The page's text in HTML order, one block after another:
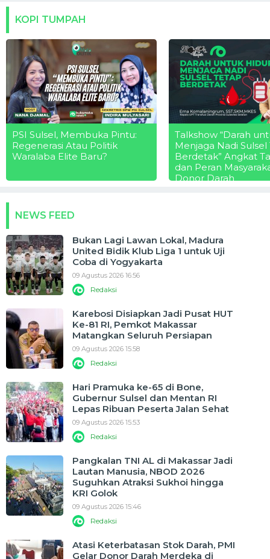
KOPI TUMPAH
PSI Sulsel, Membuka Pintu:
Regenerasi Atau Politik
Waralaba Elite Baru?
Talkshow “Darah
Menjaga Nadi Sulsel
Berdetak” Angkat
dan Peran
Donor Darah
NEWS FEED
Bukan Lagi Lawan Lokal, Madura
United Bidik Klub Liga 1 untuk Uji
Coba di Yogyakarta
09 Agustus 2026 16:56
Redaksi
Karebosi Disiapkan Jadi Pusat HUT
Ke-81 RI, Pemkot Makassar
Matangkan Seluruh Persiapan
09 Agustus 2026 15:58
Redaksi
Hari Pramuka ke-65 di Bone,
Gubernur Sulsel dan Mentan RI
Lepas Ribuan Peserta Jalan Sehat
09 Agustus 2026 15:53
Redaksi
Pangkalan TNI AL di Makassar Jadi
Lautan Manusia, NBOD 2026
Suguhkan Atraksi Sukhoi hingga
KRI Golok
09 Agustus 2026 15:46
Redaksi
Atasi Keterbatasan Stok Darah, PMI
Gelar Donor Darah Merdeka di